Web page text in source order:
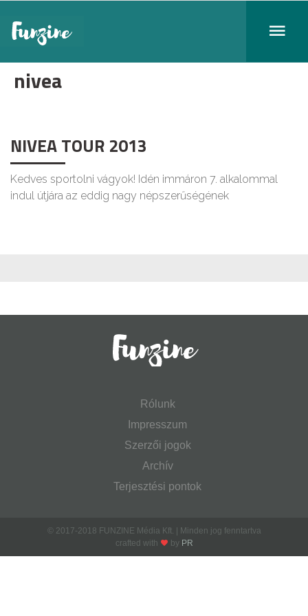
nivea
NIVEA TOUR 2013
Kedves sportolni vágyok! Idén immáron 7. alkalommal
indul útjára az eddig nagy népszerűségének
Rólunk
Impresszum
Szerzői jogok
Archív
Terjesztési pontok
© 2017-2018 FUNZINE Média Kft. | Minden jog fenntartva
crafted with
by PR